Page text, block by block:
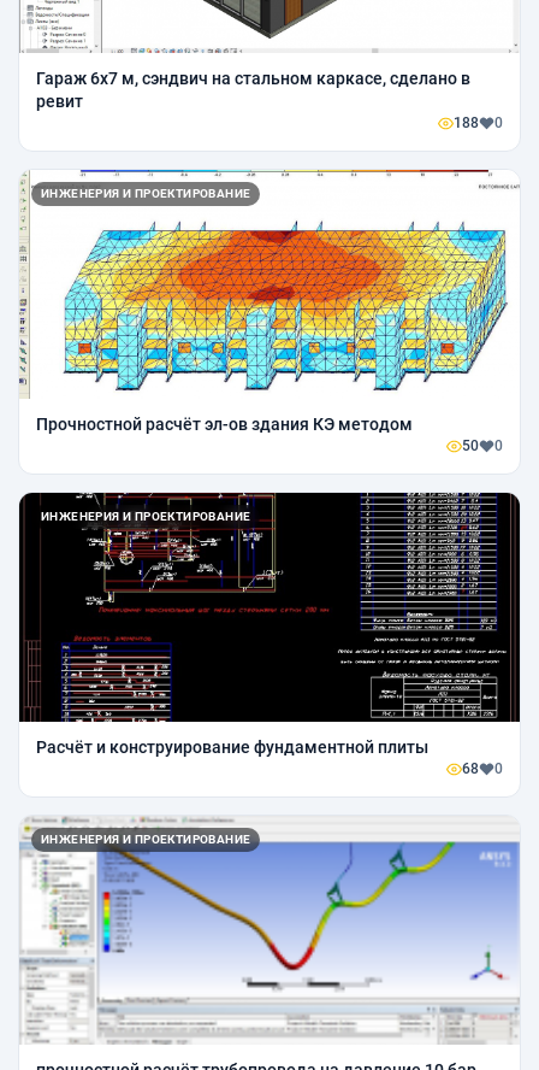
Гараж 6х7 м, сэндвич на стальном каркасе, сделано в
ревит
188 0
ИНЖЕНЕРИЯ И ПРОЕКТИРОВАНИЕ
Прочностной расчёт эл-ов здания КЭ методом
50 0
ИНЖЕНЕРИЯ И ПРОЕКТИРОВАНИЕ
Расчёт и конструирование фундаментной плиты
68 0
ИНЖЕНЕРИЯ И ПРОЕКТИРОВАНИЕ